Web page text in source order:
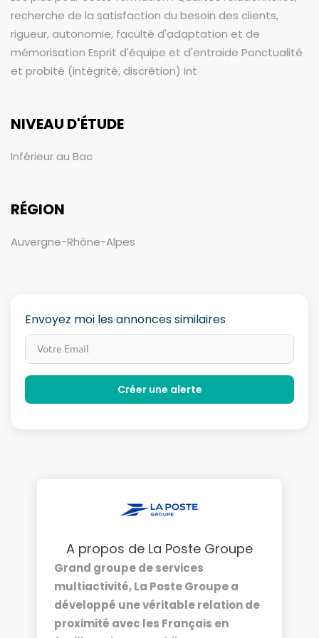
recherche de la satisfaction du besoin des clients,
rigueur, autonomie, faculté d'adaptation et de
mémorisation Esprit d'équipe et d'entraide Ponctualité
et probité (intégrité, discrétion) Int
NIVEAU D'ÉTUDE
Inférieur au Bac
RÉGION
Auvergne-Rhône-Alpes
Envoyez moi les annonces similaires
A propos de La Poste Groupe
Grand groupe de services
multiactivité, La Poste Groupe a
développé une véritable relation de
proximité avec les Français en